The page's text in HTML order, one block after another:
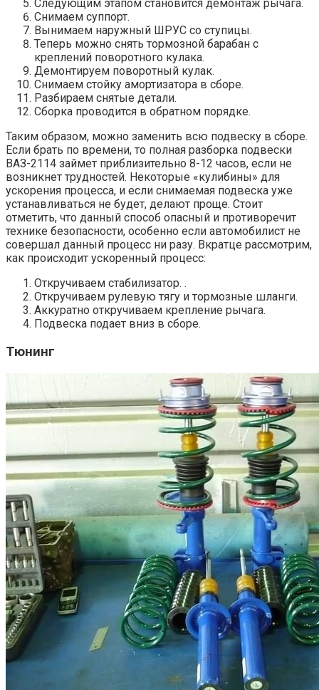
Следующим этапом становится демонтаж рычага.
Снимаем суппорт.
Вынимаем наружный ШРУС со ступицы.
Теперь можно снять тормозной барабан с
креплений поворотного кулака.
Демонтируем поворотный кулак.
Снимаем стойку амортизатора в сборе.
Разбираем снятые детали.
Сборка проводится в обратном порядке.
Таким образом, можно заменить всю подвеску в сборе.
Если брать по времени, то полная разборка подвески
ВАЗ-2114 займет приблизительно 8-12 часов, если не
возникнет трудностей. Некоторые «кулибины» для
ускорения процесса, и если снимаемая подвеска уже
устанавливаться не будет, делают проще. Стоит
отметить, что данный способ опасный и противоречит
технике безопасности, особенно если автомобилист не
совершал данный процесс ни разу. Вкратце рассмотрим,
как происходит ускоренный процесс:
Откручиваем стабилизатор. .
Откручиваем рулевую тягу и тормозные шланги.
Аккуратно откручиваем крепление рычага.
Подвеска подает вниз в сборе.
Тюнинг